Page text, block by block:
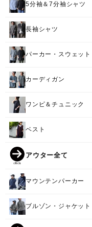
5分袖＆7分袖シャツ
長袖シャツ
パーカー・スウェット
カーディガン
ワンピ＆チュニック
ベスト
アウター全て
マウンテンパーカー
ブルゾン・ジャケット